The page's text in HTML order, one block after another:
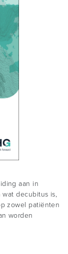
aan in
decubitus is,
zowel patiënten
worden